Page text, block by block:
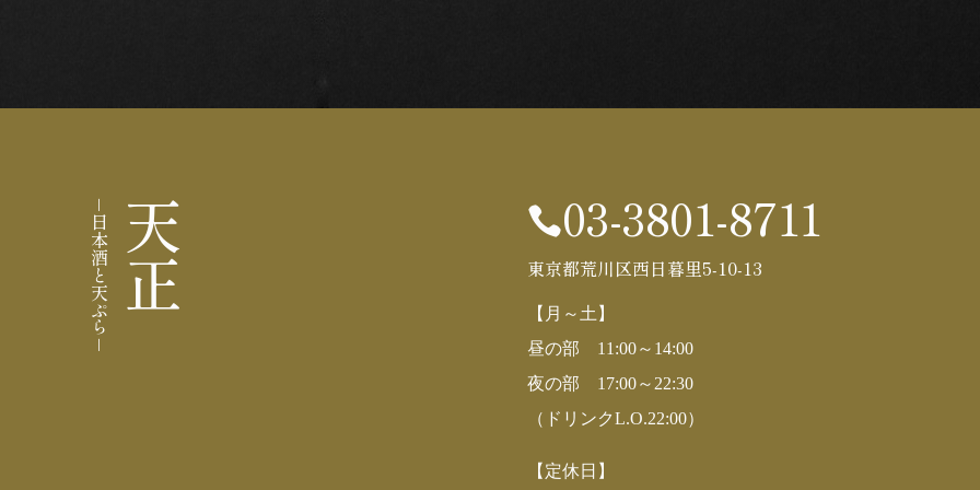
天正
－日本酒と天ぷら－ 03-3801-8711
東京都荒川区西日暮里5-10-13
【月～土】
昼の部 11:00～14:00
夜の部 17:00～22:30
（ドリンクL.O.22:00）
【定休日】